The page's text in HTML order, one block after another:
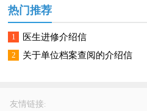
热门推荐
1 医生进修介绍信
2 关于单位档案查阅的介绍信
友情链接: